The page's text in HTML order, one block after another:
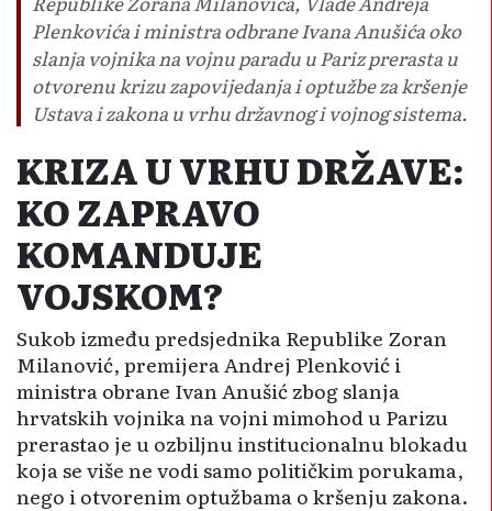
Plenkovića i ministra odbrane Ivana Anušića oko
slanja vojnika na vojnu paradu u Pariz prerasta u
otvorenu krizu zapovijedanja i optužbe za kršenje
Ustava i zakona u vrhu državnog i vojnog sistema.
KRIZA U VRHU DRŽAVE:
KO ZAPRAVO
KOMANDUJE
VOJSKOM?
Sukob između predsjednika Republike Zoran
Milanović, premijera Andrej Plenković i
ministra obrane Ivan Anušić zbog slanja
hrvatskih vojnika na vojni mimohod u Parizu
prerastao je u ozbiljnu institucionalnu blokadu
koja se više ne vodi samo političkim porukama,
nego i otvorenim optužbama o kršenju zakona.